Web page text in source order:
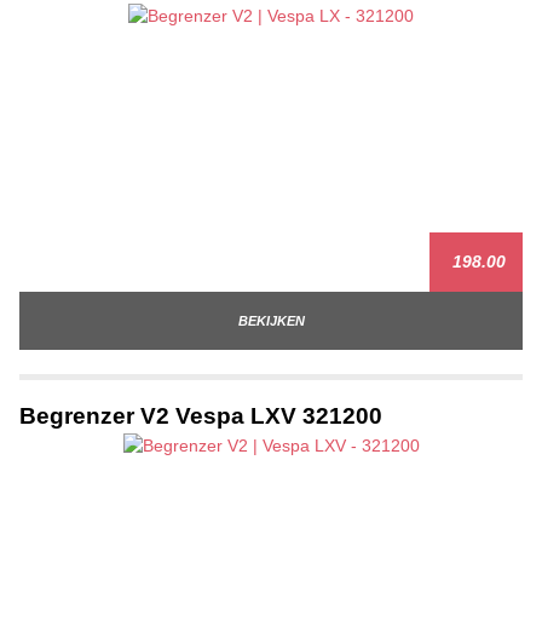
198.00
BEKIJKEN
Begrenzer V2 Vespa LXV 321200